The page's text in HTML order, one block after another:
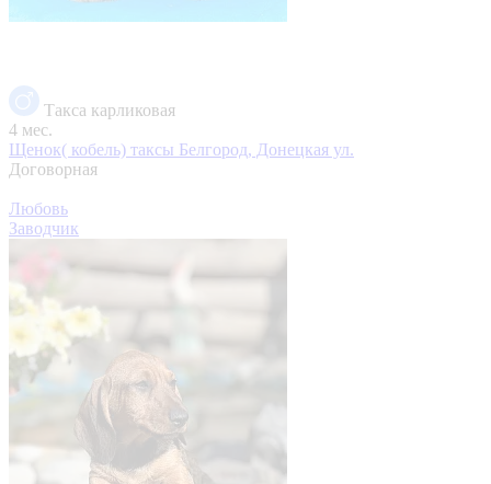
Такса карликовая
4 мес.
Щенок( кобель) таксы Белгород, Донецкая ул.
Договорная
Любовь
Заводчик